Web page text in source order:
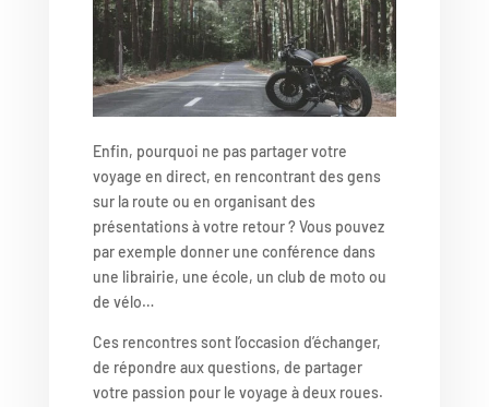
Enfin, pourquoi ne pas partager votre
voyage en direct, en rencontrant des gens
sur la route ou en organisant des
présentations à votre retour ? Vous pouvez
par exemple donner une conférence dans
une librairie, une école, un club de moto ou
de vélo…
Ces rencontres sont l’occasion d’échanger,
de répondre aux questions, de partager
votre passion pour le voyage à deux roues.